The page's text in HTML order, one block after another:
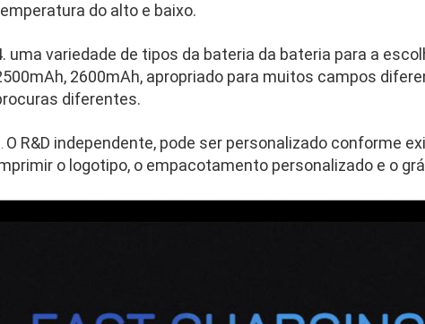
do alto e baixo.
uma variedade de tipos da bateria da bateria para a
2600mAh, apropriado para muitos campos
diferentes.
O R&D independente, pode ser personalizado conforme
o logotipo, o empacotamento personalizado e o